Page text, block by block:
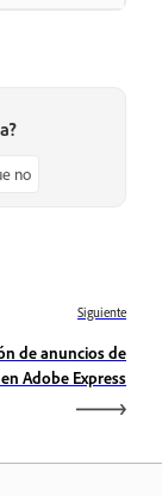
no
Siguiente
de anuncios de
Adobe Express